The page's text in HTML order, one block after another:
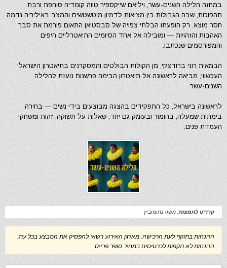
במחזה הלילה השנים-עשר, ויליאם שייקספיר טווה קומדיה סוחפת ורבת
תהפוכות, שבה הגבולות בין מציאות לדמיון מיטשטשים והמצב באיליריה נדמה
חסר מוצא. רק הופעתו הבלתי צפויה של סבסטיאן התאום פורמת את סבך
האהבות והזהויות — ומובילה אל אחד הסיומים התיאטרליים היפים
והמפורסמים שנכתבו.
הבמאית רוני ברודצקי, מן הקולות הבולטים והמסקרנים בתיאטרון הישראלי
העכשווי, מביאה לראשונה אל תיאטרון הבימה פרשנות נועזת להלילה
השנים-עשר.
לראשונה בישראל, כל התפקידים בהצגה מבוצעים בידי נשים — בחירה
בימתית שמעלה, בהומור ובעומק גם יחד, שאלות על תשוקה, זהות ומשחקי
העמדת פנים.
קרדיט לתמונות: משה נחומוביץ
ההנחות בתוקף לעת הרכישה. מארגן האירוע רשאי להפסיק את המבצע בכל עת.
ההנחות לא תקפות לכרטיסים במחיר סופר פרייס